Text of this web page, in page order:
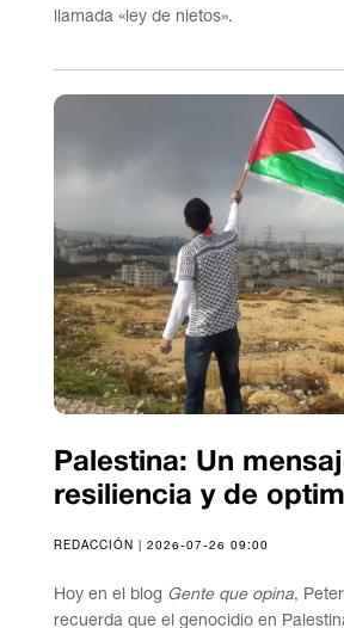
llamada «ley de nietos».
Palestina: Un
resiliencia y de
REDACCIÓN | 2026-07-26 09:00
Hoy en el blog Gente que opina,
recuerda que el genocidio en